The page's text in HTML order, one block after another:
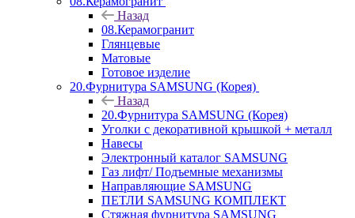
Назад
08.Керамогранит
Глянцевые
Матовые
Готовое изделие
20.Фурнитура SAMSUNG (Корея)
Назад
20.Фурнитура SAMSUNG (Корея)
Уголки с декоративной крышкой + металл
Навесы
Электронный каталог SAMSUNG
Газ лифт/ Подъемные механизмы
Направляющие SAMSUNG
ПЕТЛИ SAMSUNG КОМПЛЕКТ
Стяжная фурнитура SAMSUNG